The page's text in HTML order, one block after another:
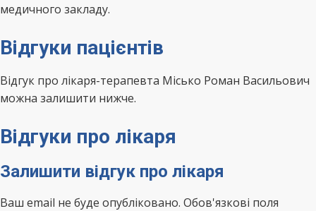
медичного закладу.
Відгуки пацієнтів
Відгук про лікаря-терапевта Місько Роман Васильович
можна залишити нижче.
Відгуки про лікаря
Залишити відгук про лікаря
Ваш email не буде опубліковано. Обов'язкові поля